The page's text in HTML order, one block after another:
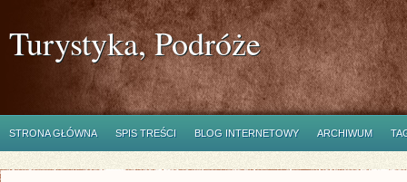
Turystyka, Podróże
STRONA GŁÓWNA SPIS TREŚCI BLOG INTERNETOWY ARCHIWUM